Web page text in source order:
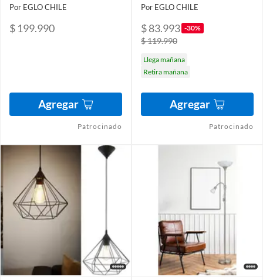
Por EGLO CHILE
$ 199.990
Agregar
Patrocinado
Por EGLO CHILE
$ 83.993 -30%
$ 119.990
Llega mañana
Retira mañana
Agregar
Patrocinado